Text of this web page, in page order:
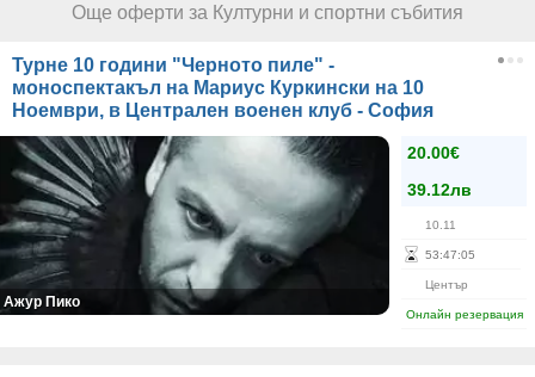
Още оферти за Културни и спортни събития
Турне 10 години "Черното пиле" -
моноспектакъл на Мариус Куркински на 10
Ноември, в Централен военен клуб - София
20.00€
39.12лв
10.11
53:47:05
Център
Онлайн резервация
Ажур Пико